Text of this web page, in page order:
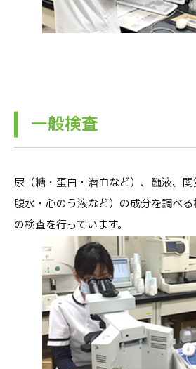
一般検査
尿（糖・蛋白・潜血など）、髄液、関
腹水・心のう液など）の成分を調べ
の検査を行っています。